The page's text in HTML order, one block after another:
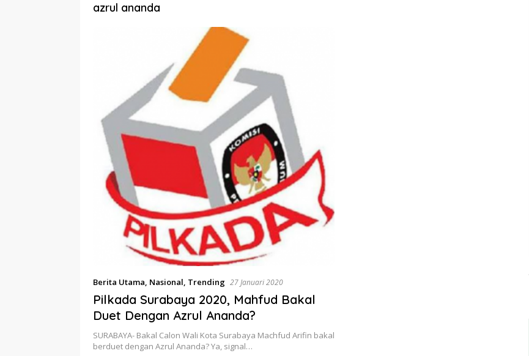
azrul ananda
Berita Utama, Nasional, Trending 27 Januari 2020
Pilkada Surabaya 2020, Mahfud Bakal
Duet Dengan Azrul Ananda?
SURABAYA- Bakal Calon Wali Kota Surabaya Machfud Arifin bakal
berduet dengan Azrul Ananda? Ya, signal…